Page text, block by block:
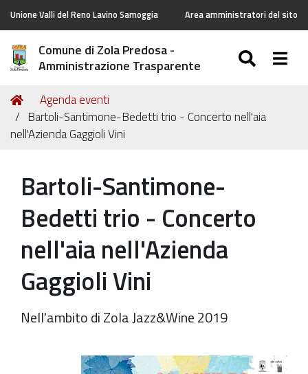
Unione Valli del Reno Lavino Samoggia Area amministratori del sito
Comune di Zola Predosa -
Amministrazione Trasparente
Tu
sei
qui:
Home
Agenda eventi
Bartoli-Santimone-Bedetti trio - Concerto nell'aia
nell'Azienda Gaggioli Vini
Bartoli-Santimone-
Bedetti trio - Concerto
nell'aia nell'Azienda
Gaggioli Vini
Nell'ambito di Zola Jazz&Wine 2019
https://old.comune.zolapredosa.bo.it/events/zjw-